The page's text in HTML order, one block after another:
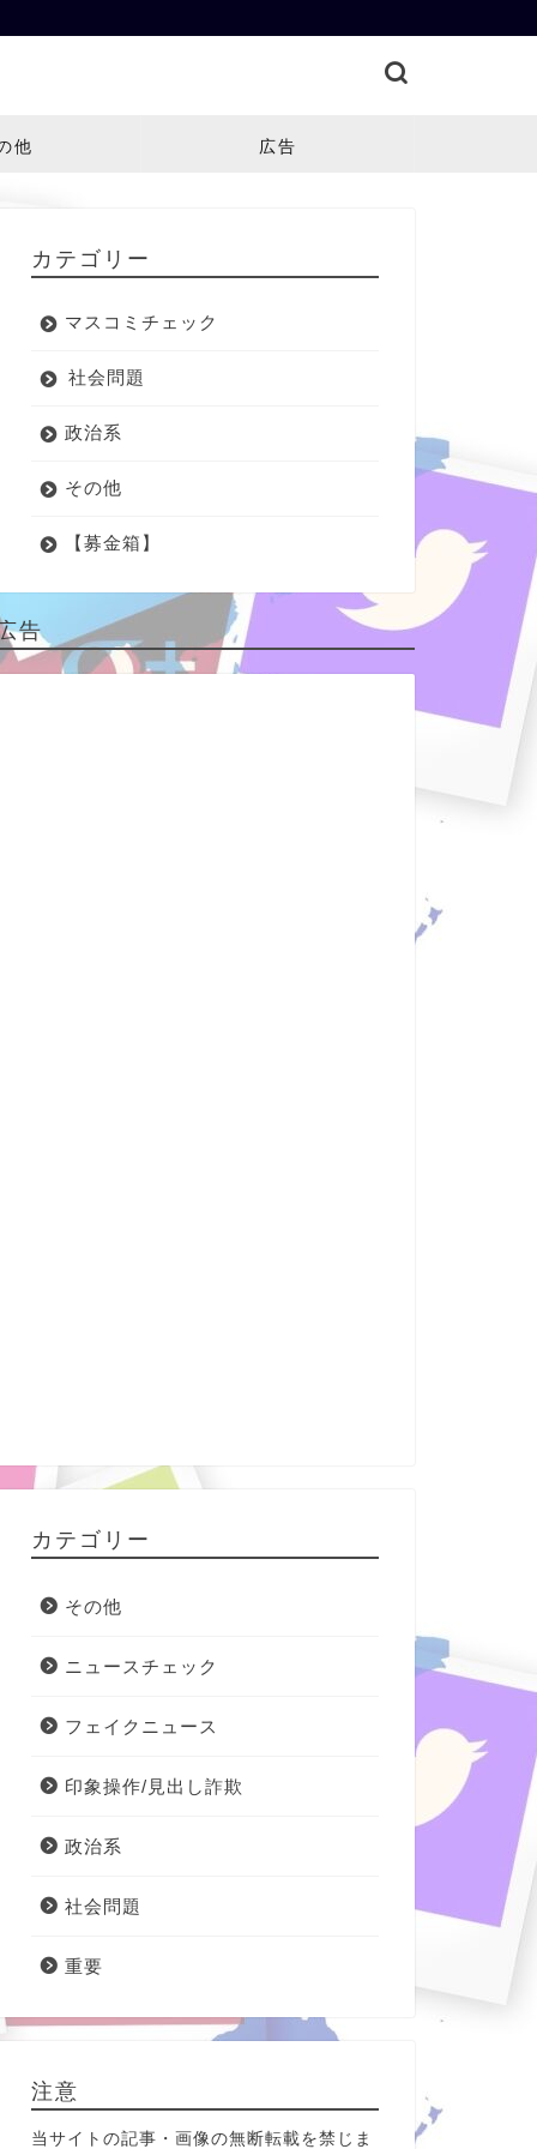
他 広告
カテゴリー
マスコミチェック
社会問題
政治系
その他
【募金箱】
告
カテゴリー
その他
ニュースチェック
フェイクニュース
印象操作/見出し詐欺
政治系
社会問題
重要
注意
当サイトの記事・画像の無断転載を禁じま